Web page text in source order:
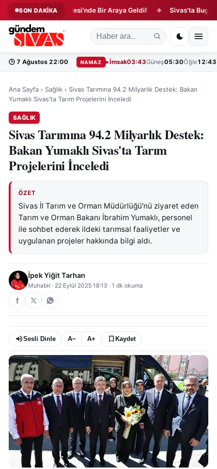
SON DAKİKA
Arifan Külliyesi'nde Bir Araya Geldi! ◆ Sivas'ta Bugün
🕒 7 Ağustos 22:00 NAMAZ İmsak03:43Güneş05:30Öğle12:43
Ana Sayfa › Sağlık › Sivas Tarımına 94.2 Milyarlık Destek: Bakan
Yumaklı Sivas'ta Tarım Projelerini İnceledi
SAĞLIK
Sivas Tarımına 94.2 Milyarlık Destek:
Bakan Yumaklı Sivas'ta Tarım
Projelerini İnceledi
ÖZET
Sivas İl Tarım ve Orman Müdürlüğü'nü ziyaret eden
Tarım ve Orman Bakanı İbrahim Yumaklı, personel
ile sohbet ederek ildeki tarımsal faaliyetler ve
uygulanan projeler hakkında bilgi aldı.
İpek Yiğit Tarhan
Muhabir · 22 Eylül 2025 18:13 · 1 dk okuma
Sesli Dinle A− A+ Kaydet